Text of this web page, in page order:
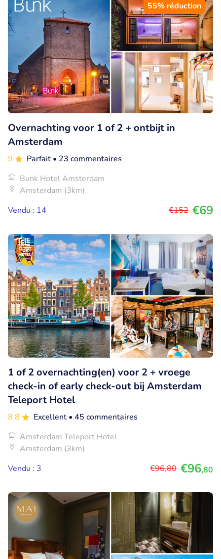
55% réduction
Overnachting voor 1 of 2 + ontbijt in
Amsterdam
9 Parfait • 23 commentaires
Bunk Hotel Amsterdam
Amsterdam (3km)
Vendu : 14
€152 €69
1 of 2 overnachting(en) voor 2 + vroege
check-in of early check-out bij Amsterdam
Teleport Hotel
8.8 Excellent • 45 commentaires
Amsterdam Teleport Hotel
Amsterdam (3km)
Vendu : 3
€96,80 €96,80